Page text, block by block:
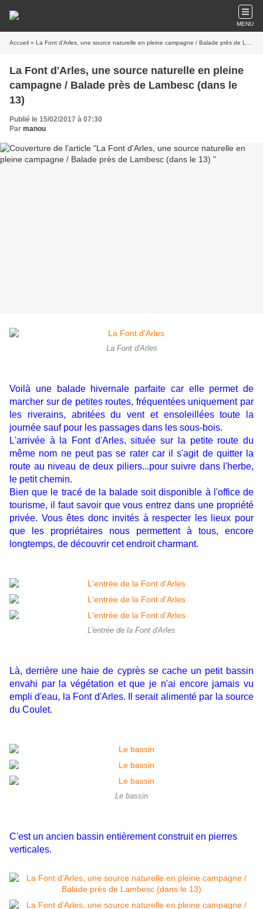
MENU
Accueil » La Font d'Arles, une source naturelle en pleine campagne / Balade près de Lambesc (dans le 13)
La Font d'Arles, une source naturelle en pleine
campagne / Balade près de Lambesc (dans le
13)
Publié le 15/02/2017 à 07:30
Par manou
La Font d'Arles
Voilà une balade hivernale parfaite car elle permet de
marcher sur de petites routes, fréquentées uniquement par
les riverains, abritées du vent et ensoleillées toute la
journée sauf pour les passages dans les sous-bois.
L'arrivée à la Font d'Arles, située sur la petite route du
même nom ne peut pas se rater car il s'agit de quitter la
route au niveau de deux piliers...pour suivre dans l'herbe,
le petit chemin.
Bien que le tracé de la balade soit disponible à l'office de
tourisme, il faut savoir que vous entrez dans une propriété
privée. Vous êtes donc invités à respecter les lieux pour
que les propriétaires nous permettent à tous, encore
longtemps, de découvrir cet endroit charmant.
L'entrée de la Font d'Arles
Là, derrière une haie de cyprès se cache un petit bassin
envahi par la végétation et que je n'ai encore jamais vu
empli d'eau, la Font d'Arles. Il serait alimenté par la source
du Coulet.
Le bassin
C'est un ancien bassin entièrement construit en pierres
verticales.